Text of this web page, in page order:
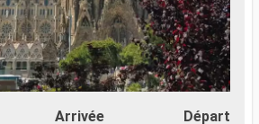
Arrivée
Départ